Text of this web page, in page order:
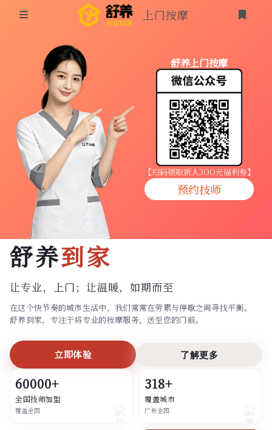
同城按摩
上门按摩
养生按摩
技师入驻
商家入驻
代理入驻
预约技师
上门按摩
登录
舒养上门按摩
【扫码领取新人3OO元福利券】
预约技师
舒养到家
让专业，上门； 让温暖，如期而至
在这个快节奏的城市生活中，我们常常在劳累与停歇之间寻找平衡。
舒养到家，专注于将专业的按摩服务，送至您的门前。
立即体验 了解更多
60000+
全国技师加盟
覆盖全国
318+
覆盖城市
广布全国